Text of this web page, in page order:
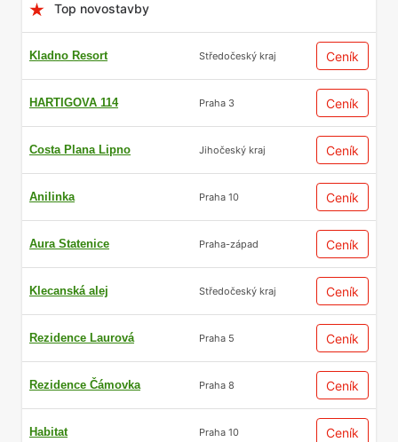
Top novostavby
Kladno Resort Středočeský kraj Ceník
HARTIGOVA 114 Praha 3 Ceník
Costa Plana Lipno Jihočeský kraj Ceník
Anilinka Praha 10 Ceník
Aura Statenice Praha-západ Ceník
Klecanská alej Středočeský kraj Ceník
Rezidence Laurová Praha 5 Ceník
Rezidence Čámovka Praha 8 Ceník
Habitat Praha 10 Ceník